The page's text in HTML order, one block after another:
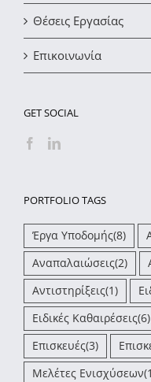
Θέσεις Εργασίας
Επικοινωνία
GET SOCIAL
PORTFOLIO TAGS
Έργα Υποδομής(8)
Αναπαλαιώσεις(2)
Αντιστηρίξεις(1)
Ειδικές Καθαιρέσεις(6)
Επισκευές(3)
Μελέτες Ενισχύσεων